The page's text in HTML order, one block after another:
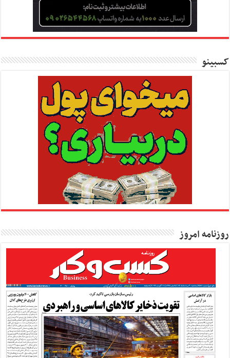
کسبینو
روزنامه امروز